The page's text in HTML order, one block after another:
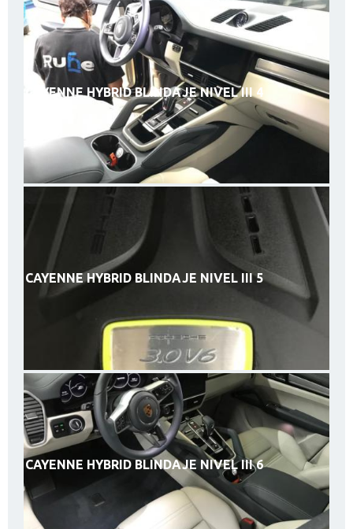
CAYENNE HYBRID BLINDAJE NIVEL III 4
CAYENNE HYBRID BLINDAJE NIVEL III 5
CAYENNE HYBRID BLINDAJE NIVEL III 6